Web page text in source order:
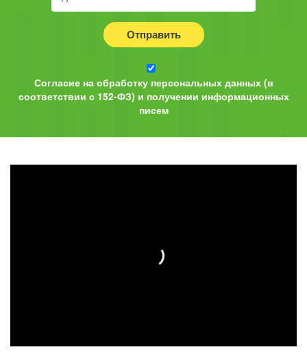
Отправить
Согласие на обработку персональных данных (в
соответствии с 152-ФЗ) и получении информационных
писем